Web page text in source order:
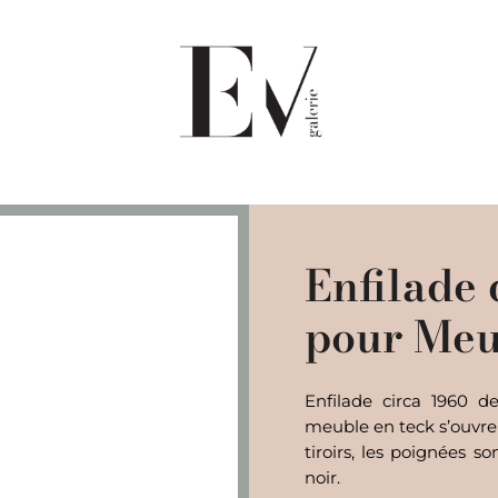
Enfilade
pour
Enfilade circa 1960
meuble en teck
tiroirs, les poignées
noir.